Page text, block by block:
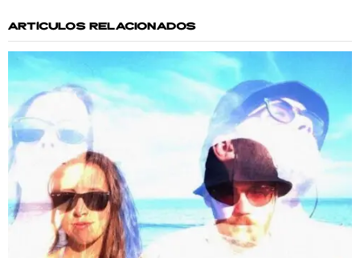
ARTÍCULOS RELACIONADOS